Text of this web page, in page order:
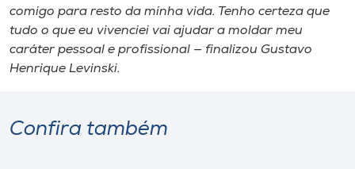
comigo para resto da minha vida. Tenho certeza que
tudo o que eu vivenciei vai ajudar a moldar meu
caráter pessoal e profissional — finalizou Gustavo
Henrique Levinski.
Confira também